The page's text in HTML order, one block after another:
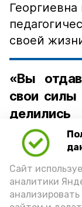
Сайт
аналитики
своей
«Вы
свои силы
опытом
безмерно